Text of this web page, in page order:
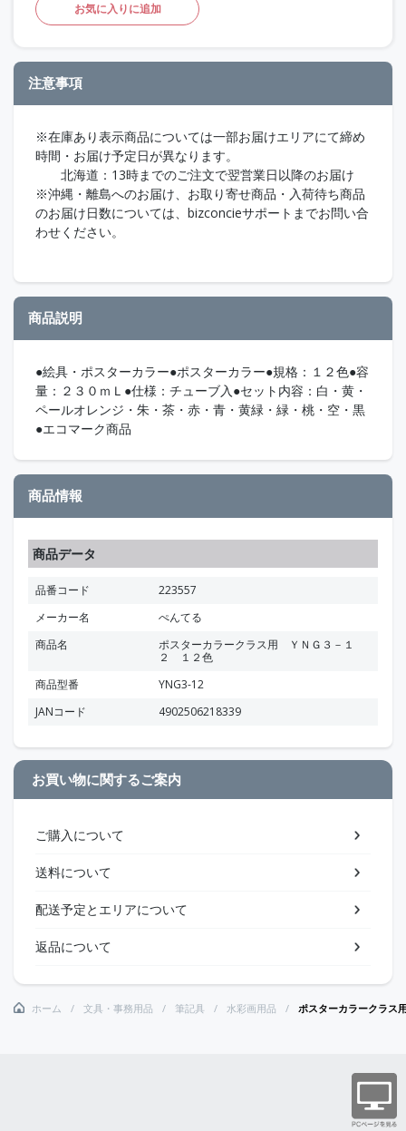
お気に入りに追加
注意事項
※在庫あり表示商品については一部お届けエリアにて締め
時間・お届け予定日が異なります。
北海道：13時までのご注文で翌営業日以降のお届け
※沖縄・離島へのお届け、お取り寄せ商品・入荷待ち商品
のお届け日数については、bizconcieサポートまでお問い合
わせください。
商品説明
●絵具・ポスターカラー●ポスターカラー●規格：１２色●容
量：２３０ｍＬ●仕様：チューブ入●セット内容：白・黄・
ペールオレンジ・朱・茶・赤・青・黄緑・緑・桃・空・黒
●エコマーク商品
商品情報
商品データ
品番コード
223557
メーカー名
ぺんてる
商品名
ポスターカラークラス用 ＹＮＧ３－１
２ １２色
商品型番
YNG3-12
JANコード
4902506218339
お買い物に関するご案内
ご購入について
送料について
配送予定とエリアについて
返品について
ホーム 文具・事務用品 筆記具 水彩画用品 ポスターカラークラ